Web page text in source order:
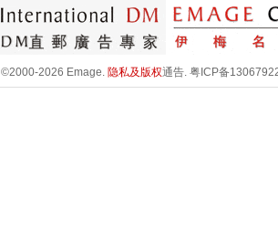
©2000-2026 Emage. 隐私及版权通告. 粤ICP备